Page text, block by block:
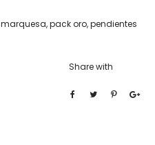
marquesa,pack oro,pendientes
Share with